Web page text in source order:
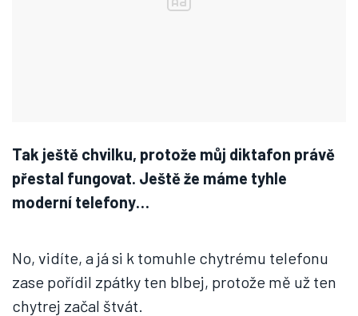
Tak ještě chvilku, protože můj diktafon právě
přestal fungovat. Ještě že máme tyhle
moderní telefony…
No, vidíte, a já si k tomuhle chytrému telefonu
zase pořídil zpátky ten blbej, protože mě už ten
chytrej začal štvát.